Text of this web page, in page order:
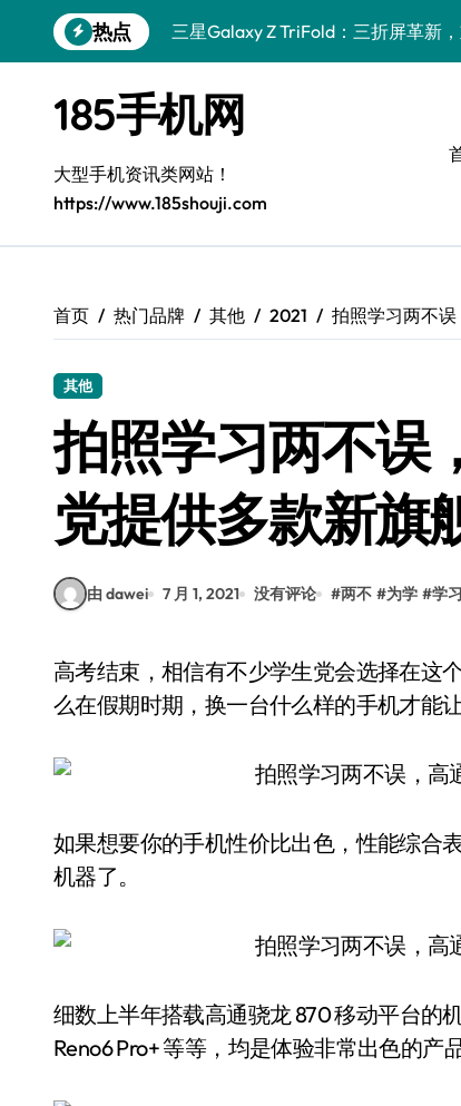
到
热点
三星Galaxy Z TriFold：三折屏革新
三星Galaxy S26震撼来袭：创新科技
三星Galaxy Z Fold7抢先揭秘！手机
S25 Ultra颜值封神！定制主题潮爆登
Galaxy S24+登场，解锁手机美学新
Galaxy A56 5G登场，时尚旗舰新标
vivo S50新功能大揭秘，优惠加持高
185手机网
大型手机资讯类网站！
https://www.185shouji.com
首页 热门品牌 其他 2021 拍照学习两不
其他
拍照学习两不误
党提供多款新旗
由 dawei 7 月 1, 2021 没有评论 #两不 #为学 #学习
高考结束，相信有不少学生党会选择在这个时候换一台新手机，开启最轻松的两个多月假期，那
么在假期时期，换一台什么样的手机才能
如果想要你的手机性价比出色，性能综合
机器了。
细数上半年搭载高通骁龙 870 移动平台的
Reno6 Pro+ 等等，均是体验非常出色的产品